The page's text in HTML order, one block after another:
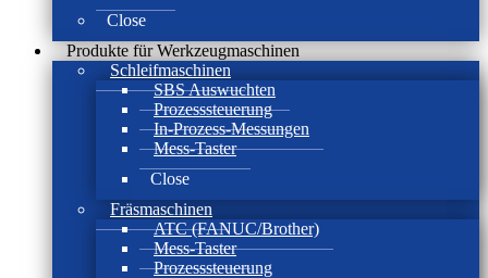
Close
Produkte für Werkzeugmaschinen
Schleifmaschinen
SBS Auswuchten
Prozesssteuerung
In-Prozess-Messungen
Mess-Taster
Close
Fräsmaschinen
ATC (FANUC/Brother)
Mess-Taster
Prozesssteuerung